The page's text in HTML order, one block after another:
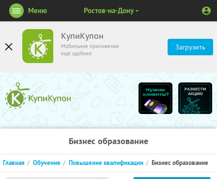
КупиКупон
Мобильное приложение
ещё удобнее
Загрузить
Меню Ростов-на-Дону
Бизнес образование
Главная Обучение Повышение квалификации Бизнес образование